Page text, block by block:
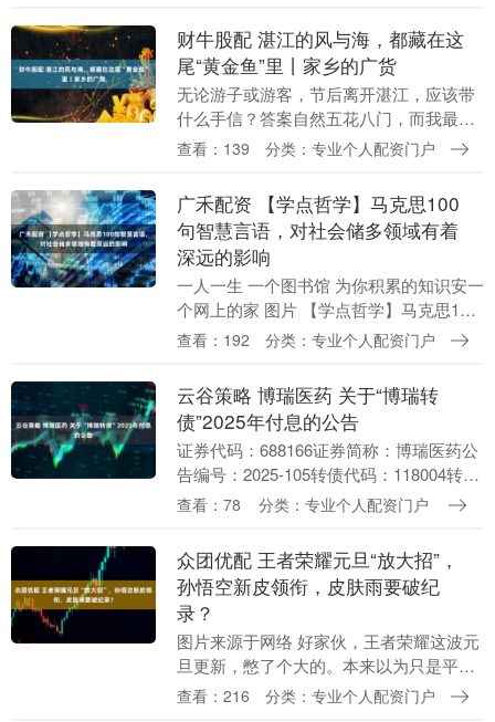
财牛股配 湛江的风与海，都藏在这
尾“黄金鱼”里丨家乡的广货
无论游子或游客，节后离开湛江，应该带
什么手信？答案自然五花八门，而我最想
推荐的，是金鲳鱼。 湛江三面临海，东临
四大渔场（黄渤....
查看：139 分类：专业个人配资门户
广禾配资 【学点哲学】马克思100
句智慧言语，对社会储多领域有着
深远的影响
一人一生 一个图书馆 为你积累的知识安一
个网上的家 图片 【学点哲学】马克思100
句智慧言语，对社会储多领域有着深远的
武....
查看：192 分类：专业个人配资门户
云谷策略 博瑞医药 关于“博瑞转
债”2025年付息的公告
证券代码：688166证券简称：博瑞医药公
告编号：2025-105转债代码：118004转债
简称：博瑞转债博瑞生物医药（苏州）股
查看：78 分类：专业个人配资门户
众团优配 王者荣耀元旦“放大招”，
孙悟空新皮领衔，皮肤雨要破纪
录？
图片来源于网络 好家伙，王者荣耀这波元
旦更新，憋了个大的。本来以为只是平平
无奇的版本预告，结果点开一看，好家
查看：216 分类：专业个人配资门户